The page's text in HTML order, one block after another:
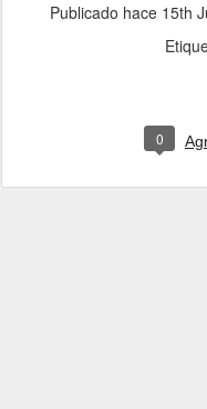
Publicado hace 15th
0